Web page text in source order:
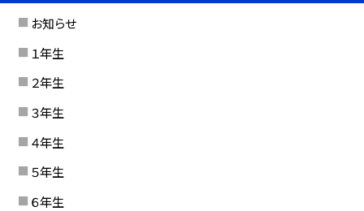
お知らせ
１年生
２年生
３年生
４年生
５年生
６年生